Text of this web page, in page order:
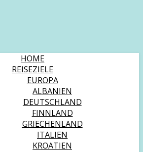
HOME
REISEZIELE
EUROPA
ALBANIEN
DEUTSCHLAND
FINNLAND
GRIECHENLAND
ITALIEN
KROATIEN